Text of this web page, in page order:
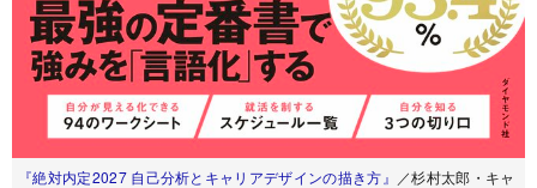
『絶対内定2027 自己分析とキャリアデザインの描き方』 ／杉村太郎・キャ